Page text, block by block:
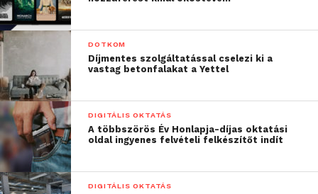
DOTKOM
Díjmentes szolgáltatással cselezi ki a
vastag betonfalakat a Yettel
DIGITÁLIS OKTATÁS
A többszörös Év Honlapja-díjas oktatási
oldal ingyenes felvételi felkészítőt indít
DIGITÁLIS OKTATÁS